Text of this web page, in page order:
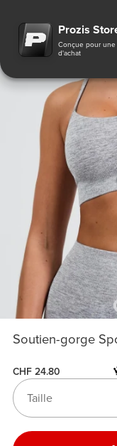
Soutien-gorge
CHF 24.80
Taille